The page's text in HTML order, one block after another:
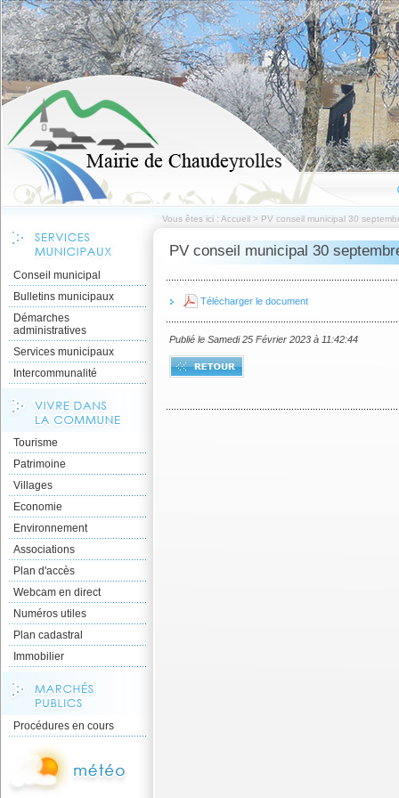
Vous êtes ici : Accueil > PV conseil municipal 30
Conseil municipal
Bulletins municipaux
Démarches
administratives
Services municipaux
Intercommunalité
Tourisme
Patrimoine
Villages
Economie
Environnement
Associations
Plan d'accès
Webcam en direct
Numéros utiles
Plan cadastral
Immobilier
Procédures en cours
PV conseil municipal 30
Télécharger le document
Publié le Samedi 25 Février 2023 à 11:42:44